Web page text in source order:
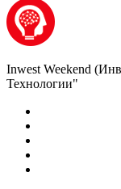
Inwest Weekend
Технологии"